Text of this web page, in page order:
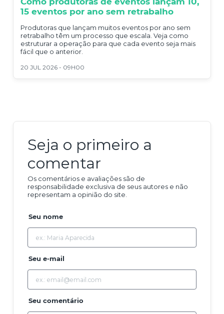
15 eventos por ano sem retrabalho
Produtoras que lançam muitos eventos por ano sem
retrabalho têm um processo que escala. Veja como
estruturar a operação para que cada evento seja mais
fácil que o anterior.
20 JUL 2026 - 09H00
Seja o primeiro a
comentar
Os comentários e avaliações são de
responsabilidade exclusiva de seus autores e não
representam a opinião do site.
Seu nome
Seu e-mail
Seu comentário